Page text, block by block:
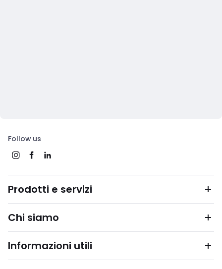
Follow us
Prodotti e servizi
Chi siamo
Informazioni utili